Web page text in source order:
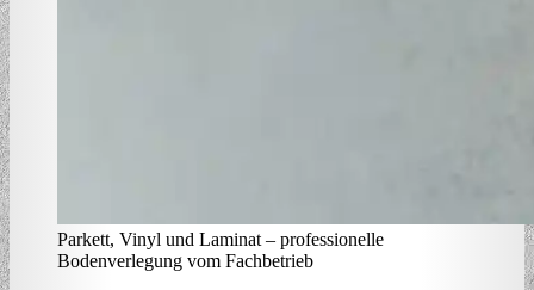
Parkett, Vinyl und Laminat – professionelle
Bodenverlegung vom Fachbetrieb